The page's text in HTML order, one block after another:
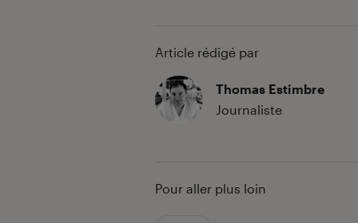
Article rédigé par
Thomas Estimbre
Journaliste
Pour aller plus loin